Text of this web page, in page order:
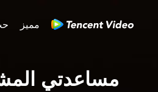
مميز
مساعدتي